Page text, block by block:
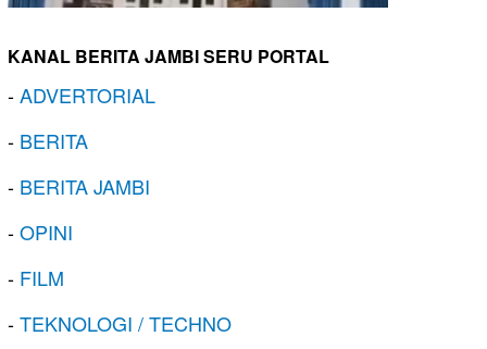
KANAL BERITA JAMBI SERU PORTAL
-ADVERTORIAL
- BERITA
- BERITA JAMBI
-OPINI
- FILM
-TEKNOLOGI / TECHNO